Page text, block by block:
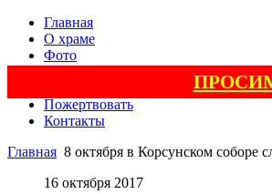
Главная
О храме
Фото
Пожертвовать
Контакты
Главная 8 октября в Корсунском соборе
16 октября 2017